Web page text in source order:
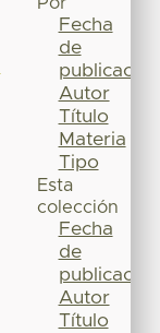
Fecha
de
publicación
Autor
Título
Materia
Tipo
Esta
colección
Fecha
de
publicación
Autor
Título